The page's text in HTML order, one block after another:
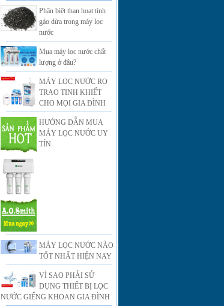
Phân biệt than hoạt tính
gáo dừa trong máy lọc
nước
Mua máy lọc nước chất
lượng ở đâu?
MÁY LỌC NƯỚC RO
TRAO TINH KHIẾT
CHO MỌI GIA ĐÌNH
HƯỚNG DẪN MUA
MÁY LỌC NƯỚC UY
TÍN
MÁY LỌC NƯỚC NÀO
TỐT NHẤT HIỆN NAY
VÌ SAO PHẢI SỬ
DỤNG THIẾT BỊ LỌC
NƯỚC GIẾNG KHOAN GIA ĐÌNH